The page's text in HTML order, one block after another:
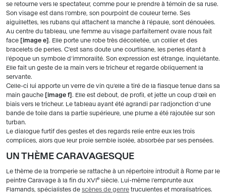
se retourne vers le spectateur, comme pour le prendre à témoin de sa ruse.
Son visage est dans l’ombre, son pourpoint de couleur terne. Ses
aiguillettes, les rubans qui attachent la manche à l’épaule, sont dénouées.
Au centre du tableau, une femme au visage parfaitement ovale nous fait
face
image e . Elle porte une robe très décolletée, un collier et des
bracelets de perles. C’est sans doute une courtisane, les perles étant à
l’époque un symbole d’immoralité. Son expression est étrange, inquiétante.
Elle fait un geste de la main vers le tricheur et regarde obliquement la
servante.
Celle-ci lui apporte un verre de vin qu’elle a tiré de la fiasque tenue dans sa
main gauche
image f . Elle est debout, de profil, et jette un coup d’œil en
biais vers le tricheur. Le tableau ayant été agrandi par l’adjonction d’une
bande de toile dans la partie supérieure, une plume a été rajoutée sur son
turban.
Le dialogue furtif des gestes et des regards relie entre eux les trois
complices, alors que leur proie semble isolée, absorbée par ses pensées.
UN THÈME CARAVAGESQUE
Le thème de la tromperie se rattache à un répertoire introduit à Rome par le
peintre Caravage à la fin du XVIe siècle. Lui-même l’emprunte aux
Flamands, spécialistes de scènes de genre truculentes et moralisatrices.